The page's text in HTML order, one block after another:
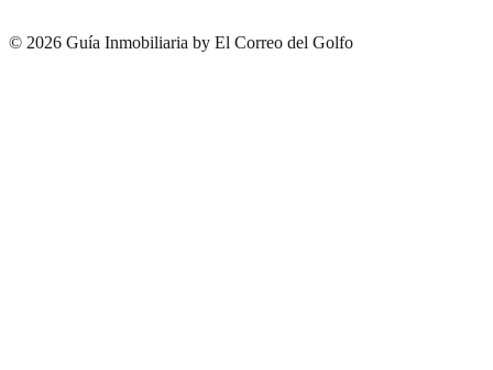
© 2026 Guía Inmobiliaria by El Correo del Golfo